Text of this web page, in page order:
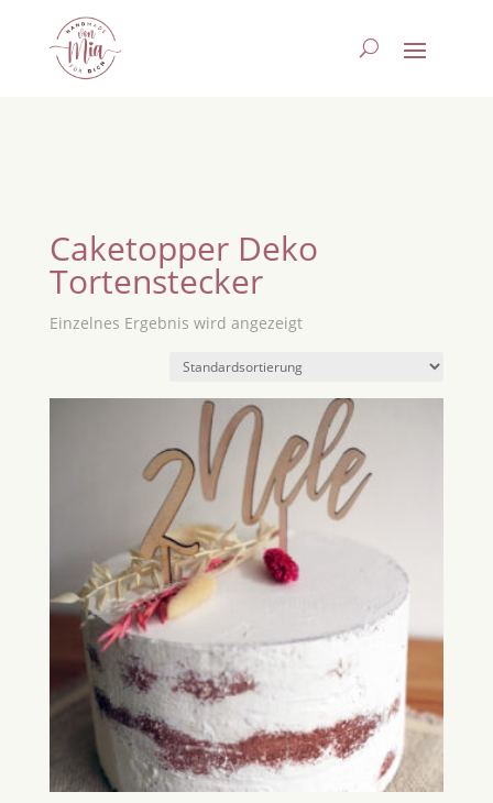
Caketopper Deko
Tortenstecker
Einzelnes Ergebnis wird angezeigt